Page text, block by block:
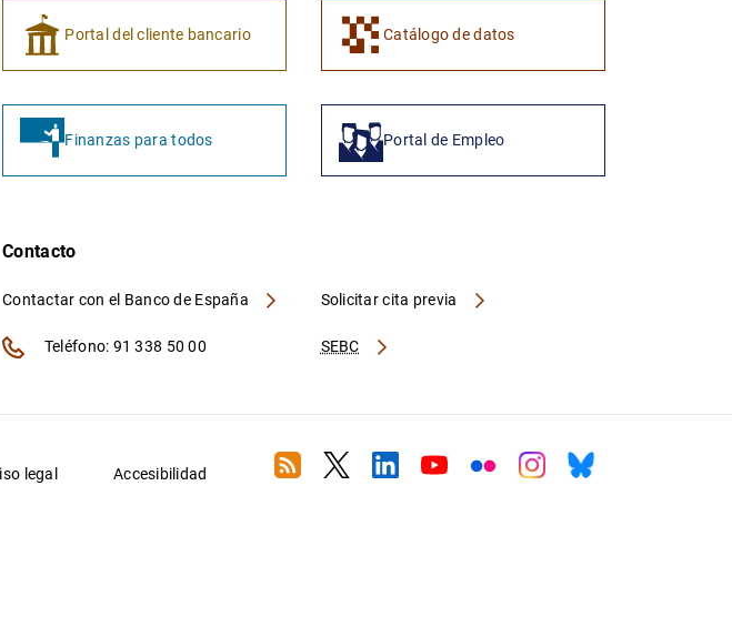
Portal del cliente bancario Catálogo de datos
Finanzas para todos Portal de Empleo
Contacto
Contactar con el Banco de España
SEBC
Solicitar cita previa
Teléfono: 91 338 50 00
legal Accesibilidad RSS TwitterLinkedin
YoutubeFlickrInstagram
Bluesky